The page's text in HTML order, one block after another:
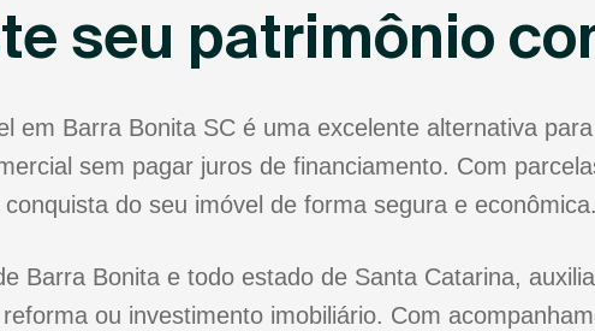
seu patrimônio
em Barra Bonita SC é uma excelente alternativa
sem pagar juros de financiamento. Com
do seu imóvel de forma segura e econômica.
Barra Bonita e todo estado de Santa Catarina,
ou investimento imobiliário. Com